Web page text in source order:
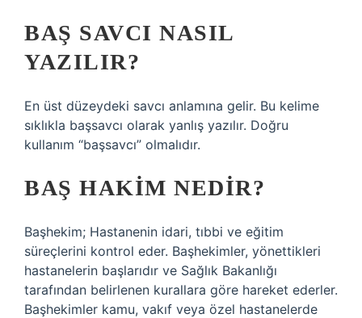
BAŞ SAVCI NASIL
YAZILIR?
En üst düzeydeki savcı anlamına gelir. Bu kelime
sıklıkla başsavcı olarak yanlış yazılır. Doğru
kullanım “başsavcı” olmalıdır.
BAŞ HAKIM NEDIR?
Başhekim; Hastanenin idari, tıbbi ve eğitim
süreçlerini kontrol eder. Başhekimler, yönettikleri
hastanelerin başlarıdır ve Sağlık Bakanlığı
tarafından belirlenen kurallara göre hareket ederler.
Başhekimler kamu, vakıf veya özel hastanelerde